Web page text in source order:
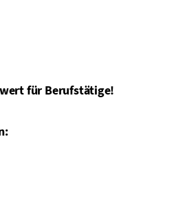
für Berufstätige!